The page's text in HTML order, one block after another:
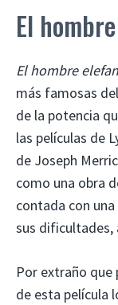
El
El hombre
más famosas
de la potencia
las películas de
de Joseph
como una obra
contada con
sus dificultades,
Por extraño que
de esta película